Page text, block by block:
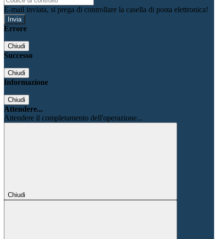
E-mail inviata, si prega di controllare la casella di posta elettronica!
Errore
Chiudi
Successo
Chiudi
Informazione
Chiudi
Attendere...
Attendere il completamento dell'operazione...
Chiudi